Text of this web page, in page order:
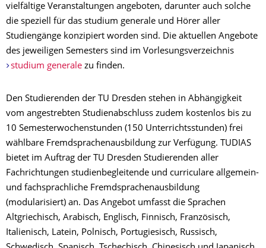
vielfältige Veranstaltungen angeboten, darunter auch solche
die speziell für das studium generale und Hörer aller
Studiengänge konzipiert worden sind. Die aktuellen Angebote
des jeweiligen Semesters sind im Vorlesungsverzeichnis
studium generale zu finden.
Den Studierenden der TU Dresden stehen in Abhängigkeit
vom angestrebten Studienabschluss zudem kostenlos bis zu
10 Semesterwochenstunden (150 Unterrichtsstunden) frei
wählbare Fremdsprachenausbildung zur Verfügung. TUDIAS
bietet im Auftrag der TU Dresden Studierenden aller
Fachrichtungen studienbegleitende und curriculare allgemein-
und fachsprachliche Fremdsprachenausbildung
(modularisiert) an. Das Angebot umfasst die Sprachen
Altgriechisch, Arabisch, Englisch, Finnisch, Französisch,
Italienisch, Latein, Polnisch, Portugiesisch, Russisch,